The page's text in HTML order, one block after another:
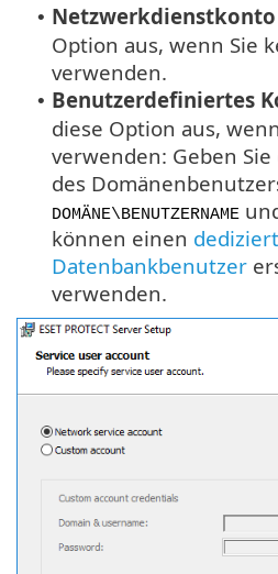
• Netzwerkdienstkonto
Option aus, wenn Sie
verwenden.
• Benutzerdefiniertes
diese Option aus,
verwenden: Geben
des
DOMÄNE\BENUTZERNAME
können einen
Datenbankbenutzer
verwenden.